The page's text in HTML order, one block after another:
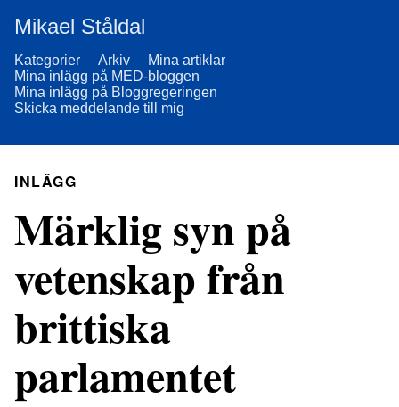
Mikael Ståldal
Kategorier Arkiv
Mina artiklar
Mina inlägg på MED-bloggen
Mina inlägg på Bloggregeringen
Skicka meddelande till mig
INLÄGG
Märklig syn på
vetenskap från
brittiska
parlamentet